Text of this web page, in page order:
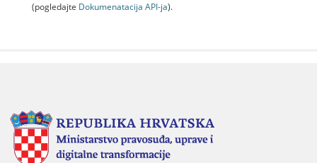
(pogledajte Dokumenаtаcijа API-jа).